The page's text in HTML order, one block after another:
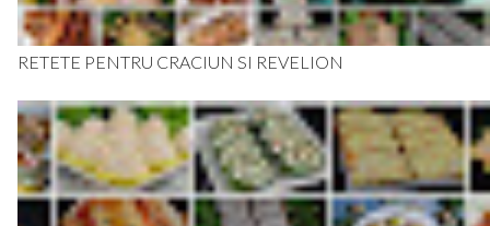
RETETE PENTRU CRACIUN SI REVELION